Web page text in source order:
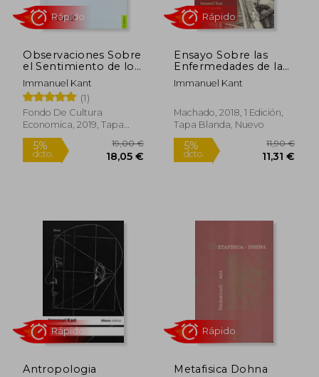
5% 16,00 € 5%
Rápido
Observaciones Sobre
el Sentimiento de lo
Bello y lo Sublime
Immanuel Kant
(1)
Fondo De Cultura
Economica, 2019, Tapa
Blanda, Nuevo
Ensayo Sobre las
Enfermedades de la
Cabeza
Immanuel Kant
Machado, 2018, 1 Edición,
Tapa Blanda, Nuevo
Antropologia Metafisica Dohna